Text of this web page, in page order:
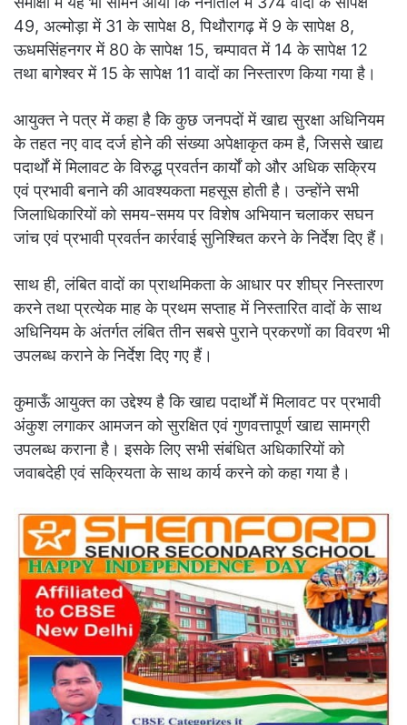
49, अल्मोड़ा में 31 के सापेक्ष 8, पिथौरागढ़ में 9 के सापेक्ष 8,
ऊधमसिंहनगर में 80 के सापेक्ष 15, चम्पावत में 14 के सापेक्ष 12
तथा बागेश्वर में 15 के सापेक्ष 11 वादों का निस्तारण किया गया है।
आयुक्त ने पत्र में कहा है कि कुछ जनपदों में खाद्य सुरक्षा अधिनियम
के तहत नए वाद दर्ज होने की संख्या अपेक्षाकृत कम है, जिससे खाद्य
पदार्थों में मिलावट के विरुद्ध प्रवर्तन कार्यों को और अधिक सक्रिय
एवं प्रभावी बनाने की आवश्यकता महसूस होती है। उन्होंने सभी
जिलाधिकारियों को समय-समय पर विशेष अभियान चलाकर सघन
जांच एवं प्रभावी प्रवर्तन कार्रवाई सुनिश्चित करने के निर्देश दिए हैं।
साथ ही, लंबित वादों का प्राथमिकता के आधार पर शीघ्र निस्तारण
करने तथा प्रत्येक माह के प्रथम सप्ताह में निस्तारित वादों के साथ
अधिनियम के अंतर्गत लंबित तीन सबसे पुराने प्रकरणों का विवरण भी
उपलब्ध कराने के निर्देश दिए गए हैं।
कुमाऊँ आयुक्त का उद्देश्य है कि खाद्य पदार्थों में मिलावट पर प्रभावी
अंकुश लगाकर आमजन को सुरक्षित एवं गुणवत्तापूर्ण खाद्य सामग्री
उपलब्ध कराना है। इसके लिए सभी संबंधित अधिकारियों को
जवाबदेही एवं सक्रियता के साथ कार्य करने को कहा गया है।